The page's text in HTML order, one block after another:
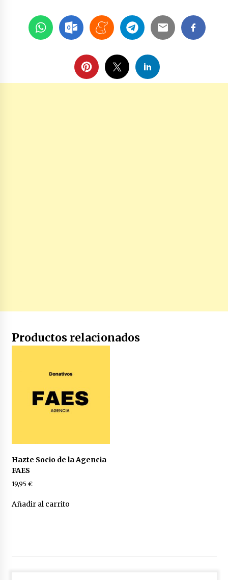
Productos relacionados
Hazte Socio de la Agencia
FAES
19,95 €
Añadir al carrito